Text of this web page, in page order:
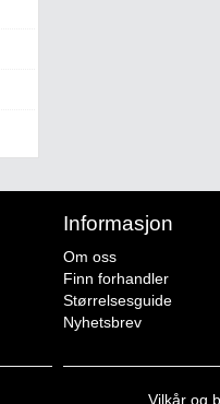
Informasjon
Om oss
Finn forhandler
Størrelsesguide
Nyhetsbrev
Vilkår og